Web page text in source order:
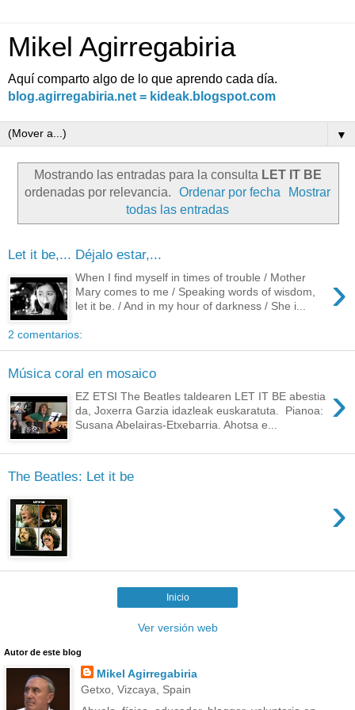
Mikel Agirregabiria
Aquí comparto algo de lo que aprendo cada día.
blog.agirregabiria.net = kideak.blogspot.com
▼
Mostrando las entradas para la consulta LET IT BE
ordenadas por relevancia.
Ordenar por fecha
Mostrar
todas las entradas
Let it be,... Déjalo estar,...
›
When I find myself in times of trouble / Mother
Mary comes to me / Speaking words of wisdom,
let it be. / And in my hour of darkness / She i...
2 comentarios:
Música coral en mosaico
›
EZ ETSI The Beatles taldearen LET IT BE abestia
da, Joxerra Garzia idazleak euskaratuta. Pianoa:
Susana Abelairas-Etxebarria. Ahotsa e...
The Beatles: Let it be
›
Inicio
Ver versión web
Autor de este blog
Mikel Agirregabiria
Getxo, Vizcaya, Spain